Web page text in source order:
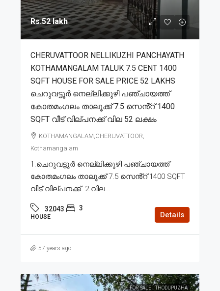
Rs.52 lakh
CHERUVATTOOR NELLIKUZHI PANCHAYATH
KOTHAMANGALAM TALUK 7.5 CENT 1400
SQFT HOUSE FOR SALE PRICE 52 LAKHS
ചെറുവട്ടൂർ നെല്ലിക്കുഴി പഞ്ചായത്ത്
കോതമംഗലം താലൂക്ക് 7.5 സെൻ്റ് 1400
SQFT വീട് വില്പനക്ക് വില 52 ലക്ഷം
KOTHAMANGALAM,CHERUVATTOOR,
Kothamangalam
1.ചെറുവട്ടൂർ നെല്ലിക്കുഴി പഞ്ചായത്ത്
കോതമംഗലം താലൂക്ക് 7.5 സെൻ്റ് 1400 SQFT
വീട് വില്പനക്ക്. 2.വില...
32043 3
HOUSE Details
57 years ago
FOR SALE THODUPUZHA